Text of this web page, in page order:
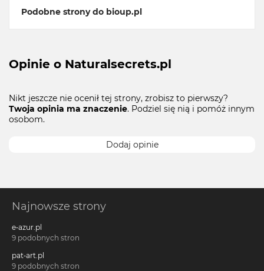
Podobne strony do bioup.pl
Opinie o Naturalsecrets.pl
Nikt jeszcze nie ocenił tej strony, zrobisz to pierwszy?
Twoja opinia ma znaczenie. Podziel się nią i pomóż innym
osobom.
Dodaj opinie
Najnowsze strony
e-azur.pl
9 podobnych stron
pat-art.pl
9 podobnych stron